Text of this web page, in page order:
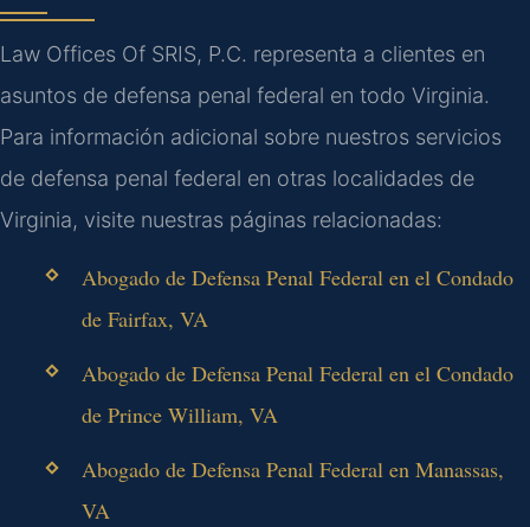
Law Offices Of SRIS, P.C. representa a clientes en
asuntos de defensa penal federal en todo Virginia.
Para información adicional sobre nuestros servicios
de defensa penal federal en otras localidades de
Virginia, visite nuestras páginas relacionadas:
Abogado de Defensa Penal Federal en el Condado
de Fairfax, VA
Abogado de Defensa Penal Federal en el Condado
de Prince William, VA
Abogado de Defensa Penal Federal en Manassas,
VA